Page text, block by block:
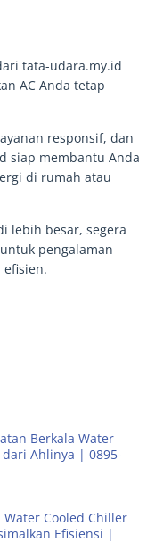
tata-udara.my.id
AC Anda tetap
responsif, dan
siap membantu Anda
di rumah atau
lebih besar, segera
pengalaman
Berkala Water
Ahlinya | 0895-
Cooled Chiller
Efisiensi |